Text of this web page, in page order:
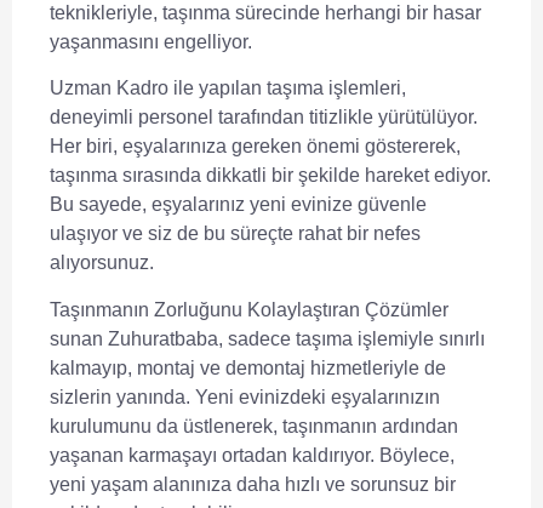
teknikleriyle, taşınma sürecinde herhangi bir hasar
yaşanmasını engelliyor.
Uzman Kadro ile yapılan taşıma işlemleri,
deneyimli personel tarafından titizlikle yürütülüyor.
Her biri, eşyalarınıza gereken önemi göstererek,
taşınma sırasında dikkatli bir şekilde hareket ediyor.
Bu sayede, eşyalarınız yeni evinize güvenle
ulaşıyor ve siz de bu süreçte rahat bir nefes
alıyorsunuz.
Taşınmanın Zorluğunu Kolaylaştıran Çözümler
sunan Zuhuratbaba, sadece taşıma işlemiyle sınırlı
kalmayıp, montaj ve demontaj hizmetleriyle de
sizlerin yanında. Yeni evinizdeki eşyalarınızın
kurulumunu da üstlenerek, taşınmanın ardından
yaşanan karmaşayı ortadan kaldırıyor. Böylece,
yeni yaşam alanınıza daha hızlı ve sorunsuz bir